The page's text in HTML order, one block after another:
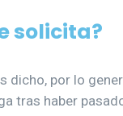
solicita?
dicho, por lo
tras haber